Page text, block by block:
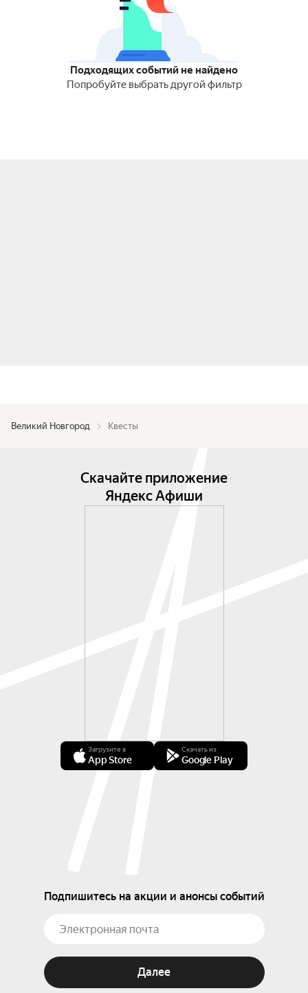
Подходящих событий не найдено
Попробуйте выбрать другой фильтр
Великий Новгород Квесты
Скачайте приложение
Яндекс Афиши
Загрузите в
App Store
Скачать из
Google Play
Подпишитесь на акции и анонсы событий
Далее